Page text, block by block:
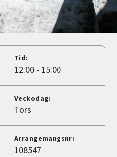
Tid:
12:00 - 15:00
Veckodag:
Tors
Arrangemangsnr:
108547